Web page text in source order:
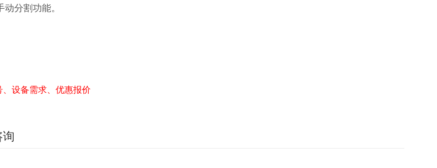
动分割功能。
、设备需求、优惠报价